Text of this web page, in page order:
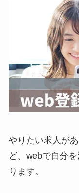
やりたい求人が
ど、webで自分
ります。